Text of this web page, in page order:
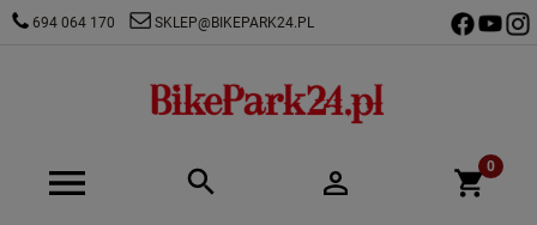
694 064 170 SKLEP@BIKEPARK24.PL